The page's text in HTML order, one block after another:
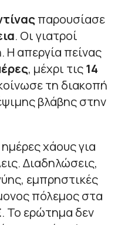
παρουσίασε
. Οι γιατροί
απεργία πείνας
, μέχρι τις14
τη διακοπή
βλάβης στην
χάους για
Διαδηλώσεις,
εμπρηστικές
πόλεμος στα
. Το ερώτημα δεν